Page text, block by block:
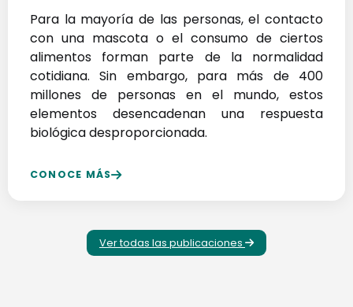
Para la mayoría de las personas, el contacto
con una mascota o el consumo de ciertos
alimentos forman parte de la normalidad
cotidiana. Sin embargo, para más de 400
millones de personas en el mundo, estos
elementos desencadenan una respuesta
biológica desproporcionada.
CONOCE MÁS
Ver todas las publicaciones